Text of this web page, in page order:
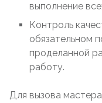
выполнение
Контроль
обязательном
проделанной
работу.
Для вызова